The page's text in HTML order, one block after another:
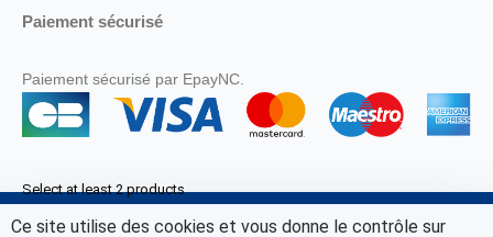
Paiement sécurisé
Paiement sécurisé par EpayNC.
Select at least 2 products
Ce site utilise des cookies et vous donne le contrôle sur